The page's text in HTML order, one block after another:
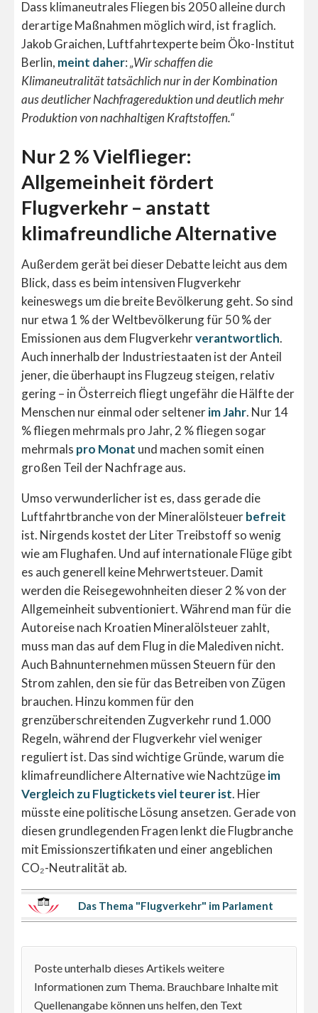
Dass klimaneutrales Fliegen bis 2050 alleine durch
derartige Maßnahmen möglich wird, ist fraglich.
Jakob Graichen, Luftfahrtexperte beim Öko-Institut
Berlin, meint daher:„Wir schaffen die
Klimaneutralität tatsächlich nur in der Kombination
aus deutlicher Nachfragereduktion und deutlich mehr
Produktion von nachhaltigen Kraftstoffen.“
Nur 2 % Vielflieger:
Allgemeinheit fördert
Flugverkehr – anstatt
klimafreundliche Alternative
Außerdem gerät bei dieser Debatte leicht aus dem
Blick, dass es beim intensiven Flugverkehr
keineswegs um die breite Bevölkerung geht. So sind
nur etwa 1 % der Weltbevölkerung für 50 % der
Emissionen aus dem Flugverkehrverantwortlich.
Auch innerhalb der Industriestaaten ist der Anteil
jener, die überhaupt ins Flugzeug steigen, relativ
gering – in Österreich fliegt ungefähr die Hälfte der
Menschen nur einmal oder seltenerim Jahr. Nur 14
% fliegen mehrmals pro Jahr, 2 % fliegen sogar
mehrmals pro Monat und machen somit einen
großen Teil der Nachfrage aus.
Umso verwunderlicher ist es, dass gerade die
Luftfahrtbranche von der Mineralölsteuerbefreit
ist. Nirgends kostet der Liter Treibstoff so wenig
wie am Flughafen. Und auf internationale Flüge gibt
es auch generell keine Mehrwertsteuer. Damit
werden die Reisegewohnheiten dieser 2 % von der
Allgemeinheit subventioniert. Während man für die
Autoreise nach Kroatien Mineralölsteuer zahlt,
muss man das auf dem Flug in die Malediven nicht.
Auch Bahnunternehmen müssen Steuern für den
Strom zahlen, den sie für das Betreiben von Zügen
brauchen. Hinzu kommen für den
grenzüberschreitenden Zugverkehr rund 1.000
Regeln, während der Flugverkehr viel weniger
reguliert ist. Das sind wichtige Gründe, warum die
klimafreundlichere Alternative wie Nachtzügeim
Vergleich zu Flugtickets viel teurer ist. Hier
müsste eine politische Lösung ansetzen. Gerade von
diesen grundlegenden Fragen lenkt die Flugbranche
mit Emissionszertifikaten und einer angeblichen
CO₂-Neutralität ab.
Das Thema "Flugverkehr" im Parlament
Poste unterhalb dieses Artikels weitere
Informationen zum Thema. Brauchbare Inhalte mit
Quellenangabe können uns helfen, den Text